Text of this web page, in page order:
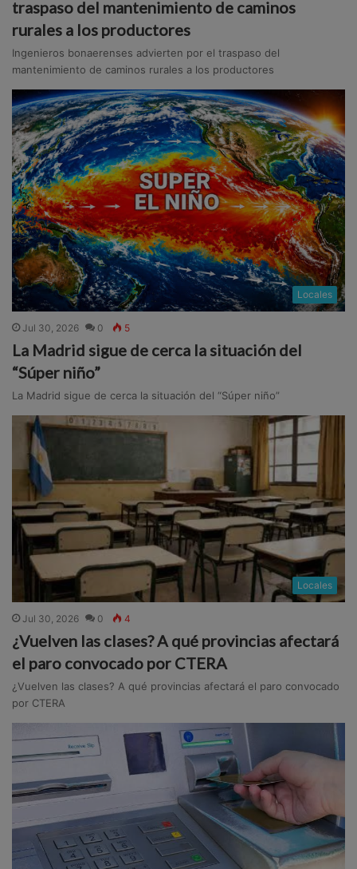
traspaso del mantenimiento de caminos
rurales a los productores
Ingenieros bonaerenses advierten por el traspaso del
mantenimiento de caminos rurales a los productores
Locales
Jul 30, 2026 0 5
La Madrid sigue de cerca la situación del
“Súper niño”
La Madrid sigue de cerca la situación del “Súper niño”
Locales
Jul 30, 2026 0 4
¿Vuelven las clases? A qué provincias afectará
el paro convocado por CTERA
¿Vuelven las clases? A qué provincias afectará el paro convocado
por CTERA